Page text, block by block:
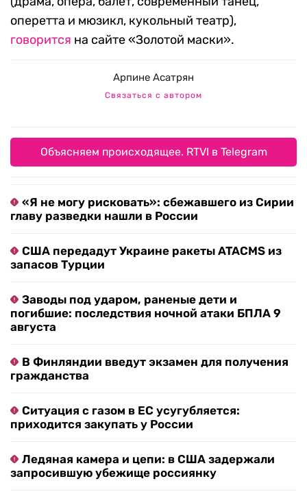
оперетта и мюзикл, кукольный театр),
говорится на сайте «Золотой маски».
Арпине Асатрян
Связаться с автором
Объясняем происходящее. RTVI в Telegram
«Я не могу рисковать»: сбежавшего из Сирии
главу разведки нашли в России
США передадут Украине ракеты ATACMS из
запасов Турции
Заводы под ударом, раненые дети и
погибшие: последствия ночной атаки БПЛА 9
августа
В Финляндии введут экзамен для получения
гражданства
Ситуация с газом в ЕС усугубляется:
приходится закупать у России
Ледяная камера и цепи: в США задержали
запросившую убежище россиянку